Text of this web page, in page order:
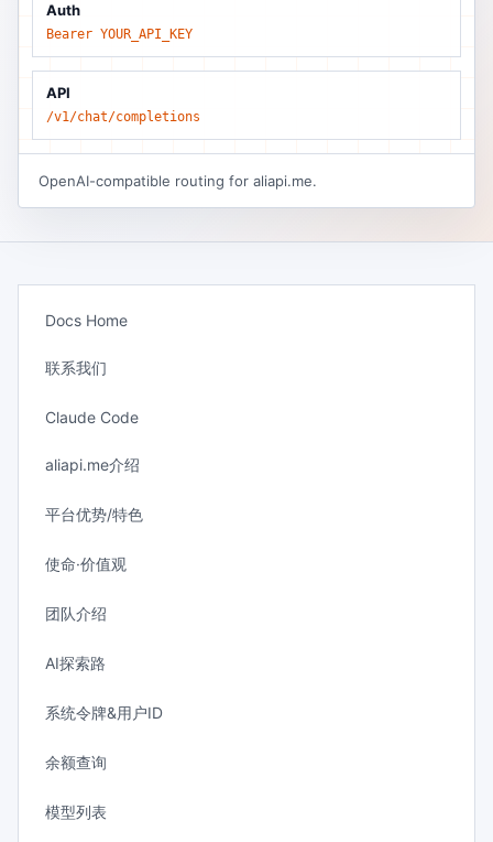
Auth
Bearer YOUR_API_KEY
API
/v1/chat/completions
OpenAI-compatible routing for aliapi.me.
Docs Home
联系我们
Claude Code
aliapi.me介绍
平台优势/特色
使命·价值观
团队介绍
AI探索路
系统令牌&用户ID
余额查询
模型列表